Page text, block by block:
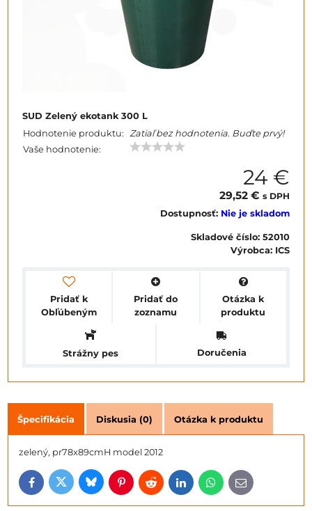
SUD Zelený ekotank 300 L
Hodnotenie produktu: Zatiaľ bez hodnotenia. Buďte prvý!
Vaše hodnotenie:
24 €
29,52 € s DPH
Dostupnosť: Nie je skladom
Skladové číslo: 52010
Výrobca: ICS
Pridať k
Obľúbeným
Pridať do
zoznamu
Otázka k
produktu
Strážny pes Doručenia
Špecifikácia Diskusia (0) Otázka k produktu
zelený, pr78x89cmH model 2012
FacebookTwitterBlueskyPinterestRedditLinkedInWhatsApp
E-
mail